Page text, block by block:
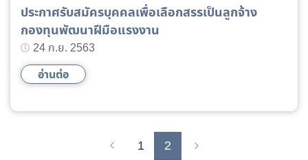
ประกาศรับสมัครบุคคลเพื่อเลือกสรรเป็นลูกจ้าง
กองทุนพัฒนาฝีมือแรงงาน
24 ก.ย. 2563
อ่านต่อ
1 2